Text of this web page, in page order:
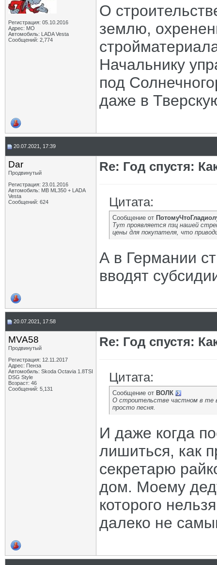
Регистрация: 05.10.2016
Адрес: МО
Автомобиль: LADA Vesta
Сообщений: 2,774
О
землю,
Начальнику
под
даже в
20.07.2021, 17:39
Dar
Продвинутый
Регистрация: 23.01.2016
Автомобиль: MB ML350 + LADA
Vesta
Сообщений: 624
Re: Год спустя:
Цитата:
Сообщение от
Тут проявляется пзц нашей
цены для покупателя, что
А в Германии
вводят
20.07.2021, 17:58
MVA58
Продвинутый
Регистрация: 12.11.2017
Адрес: Пенза
Автомобиль: Skoda Octavia 1.8TSI
DSG Style
Возраст: 46
Сообщений: 5,131
Re: Год спустя:
Цитата:
Сообщение от ВОЛК
О строительстве частном в те
просто песня.
И даже когда
лишиться, как
секретарю
дом. Моему
которого
далеко не